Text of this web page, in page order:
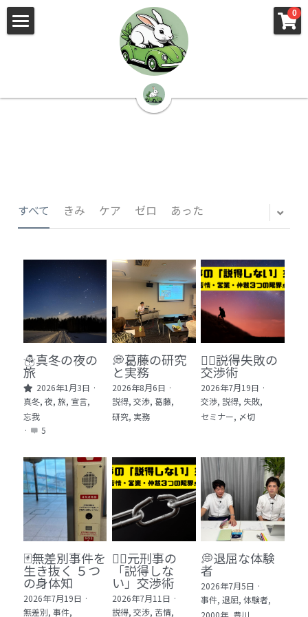
0
🌳株式会社 kibi🦉（トップ）
📰kibi log（ブログ）
🏢会社概要・プライバシーポリシー・プロフィ
📸Who am I?（プロフィール）
🏙️社員が防ぐ不正と犯罪
🙌自傷・他害・パニックは防げますか？
🏫社会福祉法人ぐらんま
🛒Learn More!（商品）
❓FAQ
📮ASK（無料読者登録 or 無料お問い合わせ）
📚 100冊の「本は飲み物」index
1 クレーム・犯罪・説得交渉 23冊
2 発達障害・精神疾患・ケア 29冊
3 身体知・非言語・情動 13冊
4 創作・芸術・神秘 30冊
ログイン/ 登録
検索
日本語
日本語
すべて きみ ケア ゼロ あった
☃️真冬の夜の
旅
2026年1月3日 ·
真冬, 夜, 旅, 宣言,
忘我
·
5
💭葛藤の研究
と実務
2026年8月6日 ·
説得, 交渉, 葛藤,
研究, 実務
🕵️‍♂️説得失敗の
交渉術
2026年7月19日 ·
交渉, 説得, 失敗,
セミナー, 〆切
🃏無差別事件を
生き抜く ５つ
の身体知
2026年7月19日 ·
無差別, 事件,
🙅‍♂️元刑事の
「説得しな
い」交渉術
2026年7月11日 ·
説得, 交渉, 苦情,
💭退屈な体験
者
2026年7月5日 ·
事件, 退屈, 体験者,
2000年, 豊川
×
ストアカテゴリー
すべてのカテゴリー
×
ブログカテゴリー